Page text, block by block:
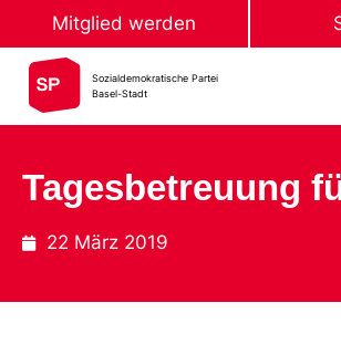
Mitglied werden
Sozialdemokratische Partei
Basel-Stadt
Tagesbetreuung
22 März 2019